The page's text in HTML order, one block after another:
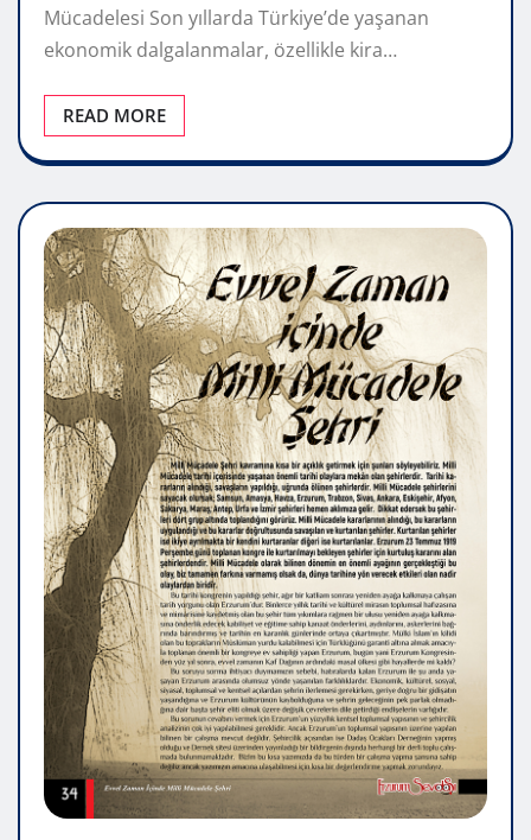
Mücadelesi Son yıllarda Türkiye’de yaşanan
ekonomik dalgalanmalar, özellikle kira…
READ MORE